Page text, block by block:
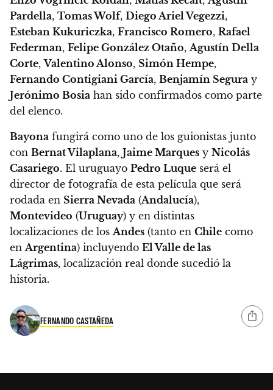
Pardella, Tomas Wolf, Diego Ariel Vegezzi,
Esteban Kukuriczka, Francisco Romero, Rafael
Federman, Felipe González Otaño, Agustín Della
Corte,Valentino Alonso, Simón Hempe,
Fernando Contigiani García, Benjamín Segura y
Jerónimo Bosia han sido confirmados como parte
del elenco.
Bayona fungirá como uno de los guionistas junto
con Bernat Vilaplana, Jaime Marques y Nicolás
Casariego. El uruguayo Pedro Luque será el
director de fotografía de esta película que será
rodada en Sierra Nevada (Andalucía),
Montevideo (Uruguay) y en distintas
localizaciones de los Andes (tanto en Chile como
en Argentina) incluyendo El Valle de las
Lágrimas, localización real donde sucedió la
historia.
FERNANDO CASTAÑEDA